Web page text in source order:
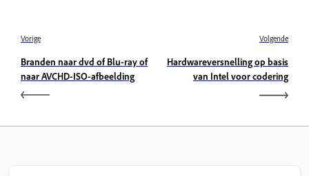
Vorige
Branden naar dvd of Blu-ray of
naar AVCHD-ISO-afbeelding
Volgende
Hardwareversnelling op basis
van Intel voor codering